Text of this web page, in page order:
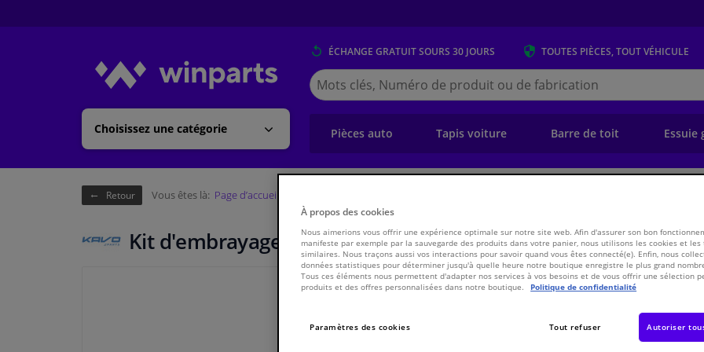
Choisissez une catégorie
ÉCHANGE GRATUITSOURS 30 JOURS TOUTES PIÈCES, TOUT VÉHICULE
Chercher
Winparts.be
(Wallonie)
Pièces auto Tapis voiture Barre de toit Essuie
Retour Vous êtes là: Page d’accueil
Kit d'embrayage CP-5014 Kavo parts
€ 78,
Voir les
À propos des cookies
Nous aimerions vous offrir une expérience optimale sur notre site web. Afin d'assurer son bon
manifeste par exemple par la sauvegarde des produits dans votre panier, nous utilisons les cookies et les
similaires. Nous traçons aussi vos interactions pour savoir quand vous êtes connecté(e). Enfin, nous
données statistiques pour déterminer jusqu'à quelle heure notre boutique enregistre le plus grand
Tous ces éléments nous permettent d'adapter nos services à vos besoins et de vous offrir une sélection
produits et des offres personnalisées dans notre boutique.
Politique de confidentialité
Paramètres des cookies Tout refuser Autoriser